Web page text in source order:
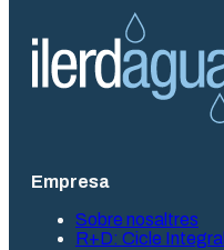
Empresa
Sobre nosaltres
R+D: Cicle Integral